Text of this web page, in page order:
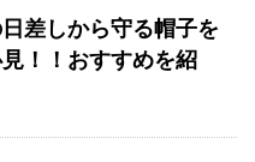
差しから守る帽子を
！！おすすめを紹